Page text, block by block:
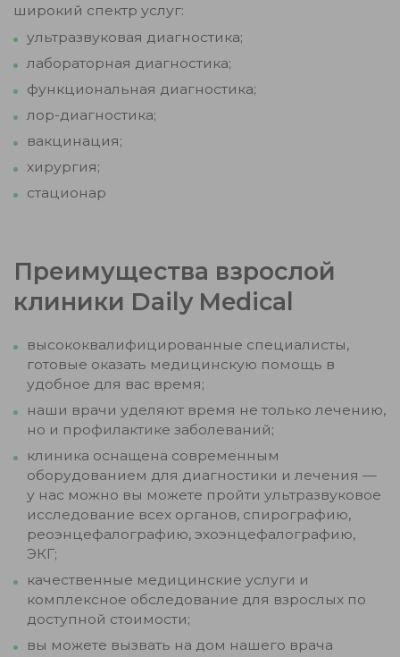
широкий спектр услуг:
ультразвуковая диагностика;
лабораторная диагностика;
функциональная диагностика;
лор-диагностика;
вакцинация;
хирургия;
стационар
Преимущества взрослой
клиники Daily Medical
высококвалифицированные специалисты,
готовые оказать медицинскую помощь в
удобное для вас время;
наши врачи уделяют время не только лечению,
но и профилактике заболеваний;
клиника оснащена современным
оборудованием для диагностики и лечения —
у нас можно вы можете пройти ультразвуковое
исследование всех органов, спирографию,
реоэнцефалографию, эхоэнцефалографию,
ЭКГ;
качественные медицинские услуги и
комплексное обследование для взрослых по
доступной стоимости;
вы можете вызвать на дом нашего врача